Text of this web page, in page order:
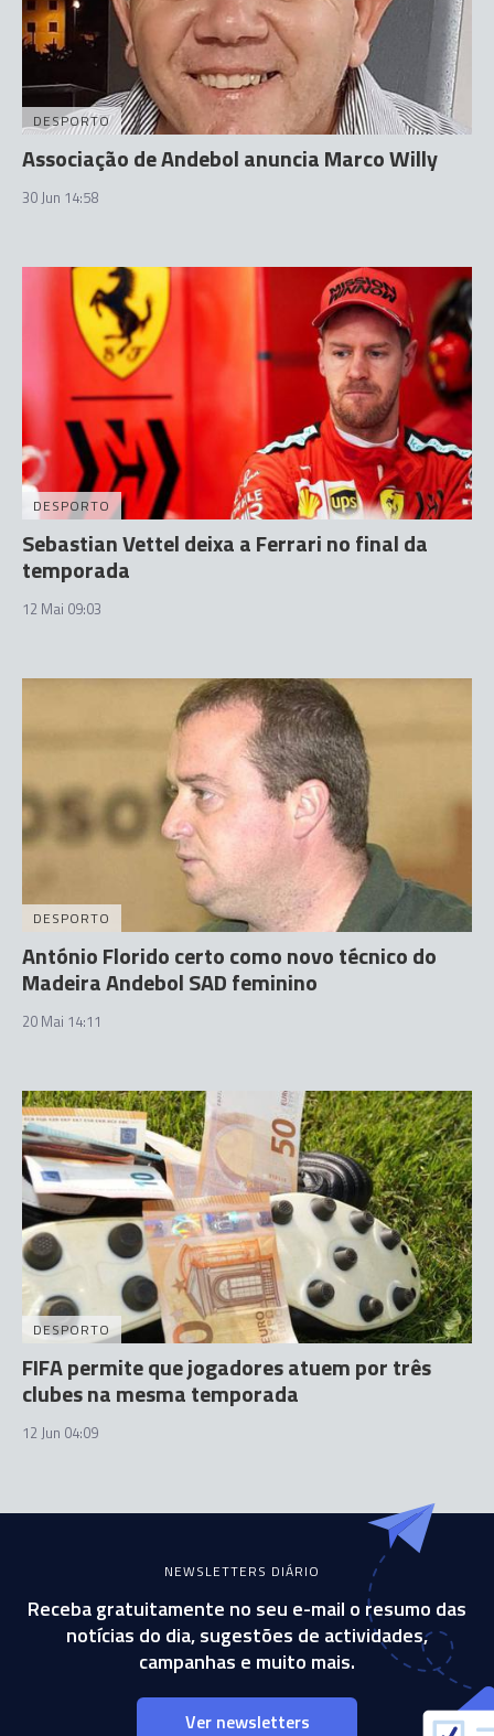
DESPORTO
Associação de Andebol anuncia Marco Willy
30 Jun 14:58
DESPORTO
Sebastian Vettel deixa a Ferrari no final da
temporada
12 Mai 09:03
DESPORTO
António Florido certo como novo técnico do
Madeira Andebol SAD feminino
20 Mai 14:11
DESPORTO
FIFA permite que jogadores atuem por três
clubes na mesma temporada
12 Jun 04:09
NEWSLETTERS DIÁRIO
Receba gratuitamente no seu e-mail o resumo das
notícias do dia, sugestões de actividades,
campanhas e muito mais.
Ver newsletters